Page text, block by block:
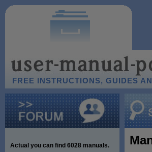
FREE INSTRUCTIONS, GUIDES
Actual you can find 6028 manuals.